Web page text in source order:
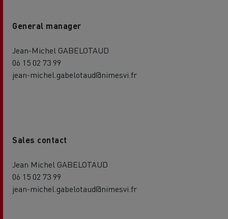
General manager
Jean-Michel GABELOTAUD
06 15 02 73 99
jean-michel.gabelotaud@nimesvi.fr
Sales contact
Jean Michel GABELOTAUD
06 15 02 73 99
jean-michel.gabelotaud@nimesvi.fr